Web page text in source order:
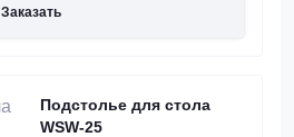
Заказать
Подстолье для стола
WSW-25